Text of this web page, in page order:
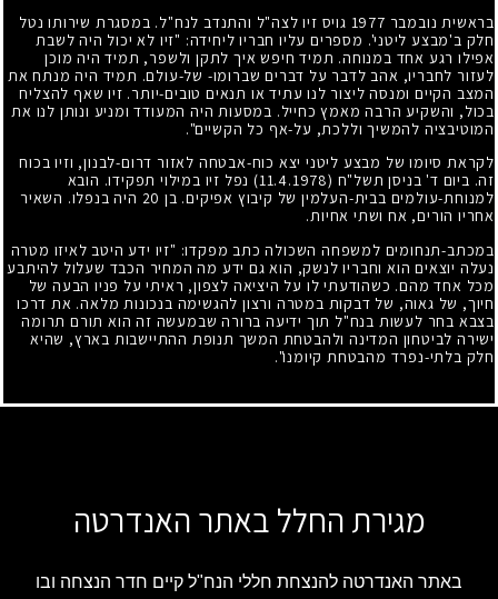
בראשית נובמבר 1977 גויס זיו לצה"ל והתנדב לנח"ל. במסגרת שירותו נטל
חלק ב'מבצע ליטני'. מספרים עליו חבריו ליחידה: "זיו לא יכול היה לשבת
אפילו רגע אחד במנוחה. תמיד חיפש איך לתקן ולשפר, תמיד היה מוכן
לעזור לחבריו, אהב לדבר על דברים שברומו- של-עולם. תמיד היה מנתח את
המצב הקיים ומנסה ליצור לנו עתיד או תנאים טובים-יותר. זיו שאף להצליח
בכול, והשקיע הרבה מאמץ כחייל. במסעות היה המעודד ומניע ונותן לנו את
המוטיבציה להמשיך וללכת, על-אף כל הקשיים".
לקראת סיומו של מבצע ליטני יצא כוח-אבטחה לאזור דרום-לבנון, וזיו בכוח
זה. ביום ד' בניסן תשל"ח (11.4.1978)
נפל זיו במילוי תפקידו. הובא
למנוחת-עולמים בבית-העלמין של קיבוץ אפיקים. בן 20 היה בנפלו. השאיר
אחריו הורים, אח ושתי אחיות.
במכתב-תנחומים למשפחה השכולה כתב מפקדו: "זיו ידע היטב לאיזו מטרה
נעלה יוצאים הוא וחבריו לנשק, הוא גם ידע מה המחיר הכבד שעלול להיתבע
מכל אחד מהם. כשהודעתי לו על היציאה לצפון, ראיתי על פניו הבעה של
חיוך, של גאוה, של דבקות במטרה ורצון להגשימה בנכונות מלאה. את דרכו
בצבא בחר לעשות בנח"ל תוך ידיעה ברורה שבמעשה זה הוא תורם תרומה
ישירה לביטחון המדינה ולהבטחת המשך תנופת ההתיישבות בארץ, שהיא
חלק בלתי-נפרד מהבטחת קיומנו".
מגירת החלל באתר האנדרטה
באתר האנדרטה להנצחת חללי הנח"ל קיים חדר הנצחה ובו